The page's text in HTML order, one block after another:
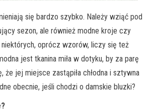
się bardzo szybko. Należy wziąć pod
sezon, ale również modne kroje czy
oprócz wzorów, liczy się też
jest tkanina miła w dotyku, by za parę
że jej miejsce zastąpiła chłodna i sztywna
obecnie, jeśli chodzi o damskie bluzki?